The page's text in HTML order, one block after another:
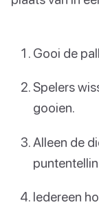
Gooi de
Spelers
gooien.
Alleen de
Iedereen